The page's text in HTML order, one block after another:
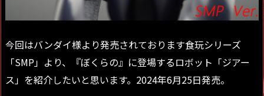
今回はバンダイ様より発売されております食玩シリーズ
「SMP」より、『ぼくらの』に登場するロボット「ジアー
ス」を紹介したいと思います。2024年6月25日発売。